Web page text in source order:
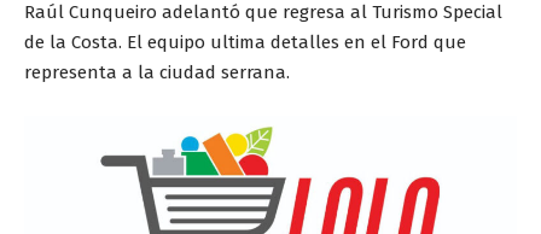
Raúl Cunqueiro adelantó que regresa al Turismo Special
de la Costa. El equipo ultima detalles en el Ford que
representa a la ciudad serrana.